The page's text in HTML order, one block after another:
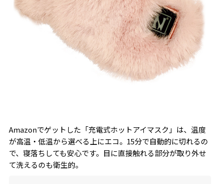
Amazonでゲットした「充電式ホットアイマスク」は、温度
が高温・低温から選べる上にエコ。15分で自動的に切れるの
で、寝落ちしても安心です。目に直接触れる部分が取り外せ
て洗えるのも衛生的。